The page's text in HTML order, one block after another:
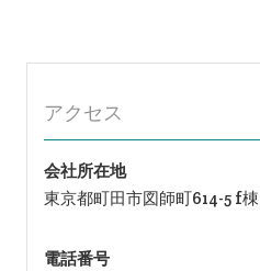
アクセス
会社所在地
東京都町田市図師町614-5 f棟
電話番号